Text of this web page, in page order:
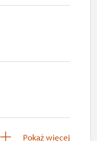
Pokaż więcej